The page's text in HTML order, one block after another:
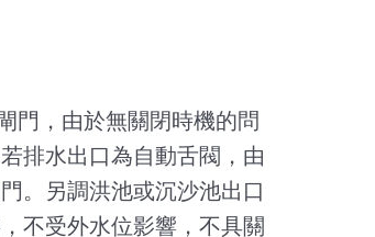
，由於無關閉時機的問
排水出口為自動舌閥，由
。另調洪池或沉沙池出口
不受外水位影響，不具關